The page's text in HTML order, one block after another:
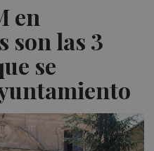
en
son las 3
se